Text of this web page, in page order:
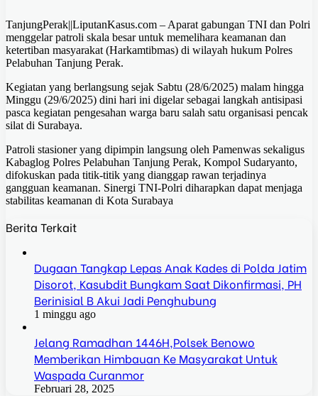
TanjungPerak||LiputanKasus.com – Aparat gabungan TNI dan Polri
menggelar patroli skala besar untuk memelihara keamanan dan
ketertiban masyarakat (Harkamtibmas) di wilayah hukum Polres
Pelabuhan Tanjung Perak.
Kegiatan yang berlangsung sejak Sabtu (28/6/2025) malam hingga
Minggu (29/6/2025) dini hari ini digelar sebagai langkah antisipasi
pasca kegiatan pengesahan warga baru salah satu organisasi pencak
silat di Surabaya.
Patroli stasioner yang dipimpin langsung oleh Pamenwas sekaligus
Kabaglog Polres Pelabuhan Tanjung Perak, Kompol Sudaryanto,
difokuskan pada titik-titik yang dianggap rawan terjadinya
gangguan keamanan. Sinergi TNI-Polri diharapkan dapat menjaga
stabilitas keamanan di Kota Surabaya
Berita Terkait
Dugaan Tangkap Lepas Anak Kades di Polda Jatim
Disorot, Kasubdit Bungkam Saat Dikonfirmasi, PH
Berinisial B Akui Jadi Penghubung
1 minggu ago
Jelang Ramadhan 1446H,Polsek Benowo
Memberikan Himbauan Ke Masyarakat Untuk
Waspada Curanmor
Februari 28, 2025